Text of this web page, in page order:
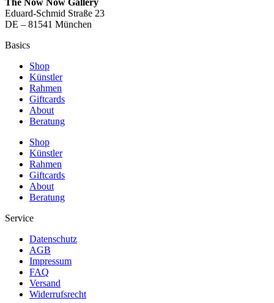
The Now Now Gallery
Eduard-Schmid Straße 23
DE – 81541 München
Basics
Shop
Künstler
Rahmen
Giftcards
About
Beratung
Shop
Künstler
Rahmen
Giftcards
About
Beratung
Service
Datenschutz
AGB
Impressum
FAQ
Versand
Widerrufsrecht